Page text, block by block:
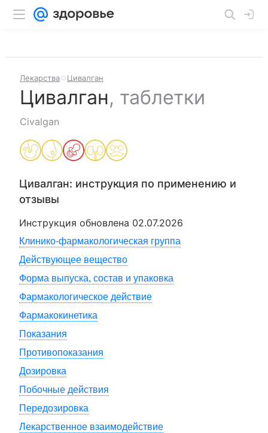
Лекарства Цивалган
Цивалган, таблетки
Civalgan
Цивалган: инструкция по применению и
отзывы
Инструкция обновлена 02.07.2026
Клинико-фармакологическая группа
Действующее вещество
Форма выпуска, состав и упаковка
Фармакологическое действие
Фармакокинетика
Показания
Противопоказания
Дозировка
Побочные действия
Передозировка
Лекарственное взаимодействие